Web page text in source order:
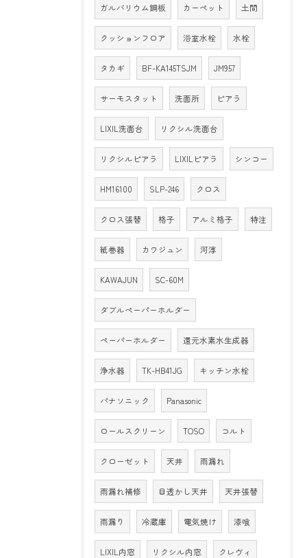
ガルバリウム鋼板 カーペット 土間
クッションフロア 浴室水栓 水栓
タカギ BF-KA145TSJM JM957
サーモスタット 洗面所 ピアラ
LIXIL洗面台 リクシル洗面台
リクシルピアラ LIXILピアラ シンコー
HM16100 SLP-246 クロス
クロス張替 格子 アルミ格子 特注
紙巻器 カワジュン 河淳
KAWAJUN SC-60M
ダブルペーパーホルダー
ペーパーホルダー 還元水素水生成器
浄水器 TK-HB41JG キッチン水栓
パナソニック Panasonic
ロールスクリーン TOSO コルト
クローゼット 天井 雨漏れ
雨漏れ補修 目透かし天井 天井張替
雨漏り 冷蔵庫 電気焼け 漆喰
LIXIL内窓 リクシル内窓 クレヴィ